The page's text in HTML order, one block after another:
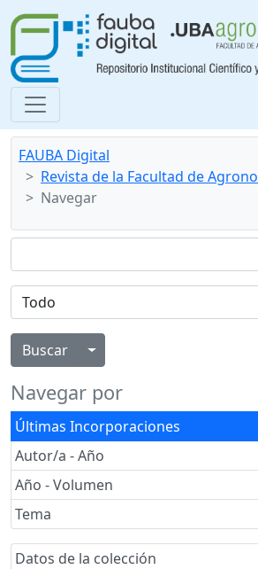
FAUBA Digital
Revista de la Facultad de
Navegar
Alternar menú desplegable
Navegar por
Últimas Incorporaciones
Autor/a - Año
Año - Volumen
Tema
Datos de la colección